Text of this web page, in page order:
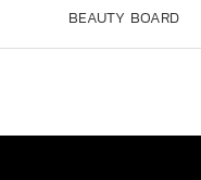
BEAUTY BOARD